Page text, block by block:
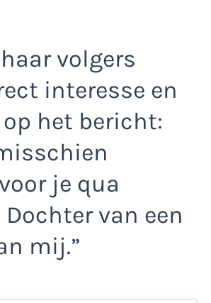
volgers
interesse en
op het bericht:
je qua
van een
mij.”